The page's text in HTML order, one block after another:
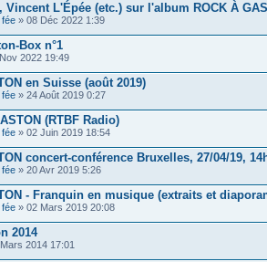
Vincent L'Épée (etc.) sur l'album ROCK À
fée » 08 Déc 2022 1:39
Box n°1
2022 19:49
en Suisse (août 2019)
fée » 24 Août 2019 0:27
(RTBF Radio)
fée » 02 Juin 2019 18:54
concert-conférence Bruxelles, 27/04/19,
fée » 20 Avr 2019 5:26
- Franquin en musique (extraits et
fée » 02 Mars 2019 20:08
2014
2014 17:01